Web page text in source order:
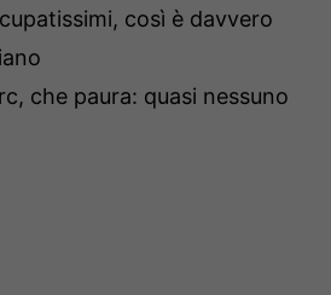
così è davvero
che paura: quasi nessuno